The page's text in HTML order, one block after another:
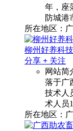
年，座
防城港
所在地区：
柳州好养科
分享 + 关注
网站简
落于广
技术人
术人员
所在地区：